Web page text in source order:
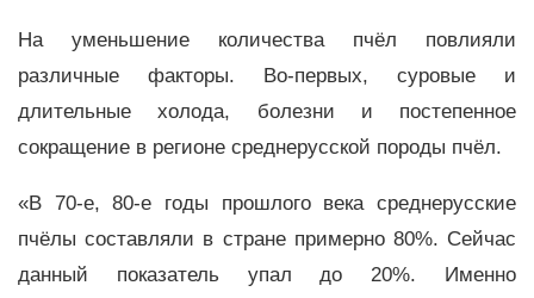
На уменьшение количества пчёл повлияли
различные факторы. Во-первых, суровые и
длительные холода, болезни и постепенное
сокращение в регионе среднерусской породы пчёл.
«В 70-е, 80-е годы прошлого века среднерусские
пчёлы составляли в стране примерно 80%. Сейчас
данный показатель упал до 20%. Именно